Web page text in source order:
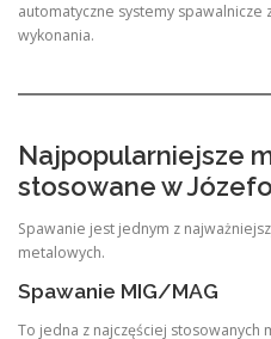
automatyczne systemy spawalnicze
wykonania.
Najpopularniejsze
stosowane w
Spawanie jest jednym z
metalowych.
Spawanie MIG/MAG
To jedna z najczęściej stosowanych